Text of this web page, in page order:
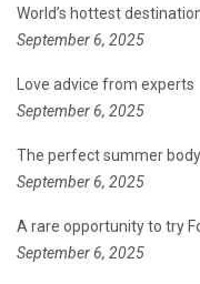
World’s hottest
September 6, 2025
Love advice from experts
September 6, 2025
The perfect summer body
September 6, 2025
A rare opportunity to try
September 6, 2025